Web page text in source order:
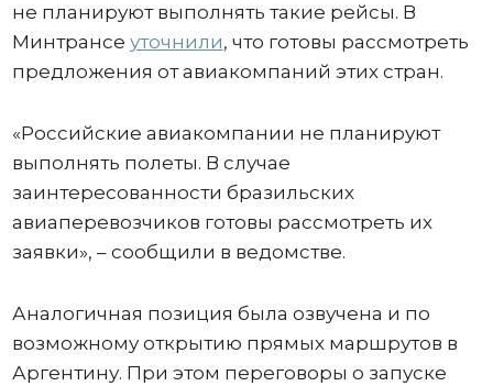
не планируют выполнять такие рейсы. В
Минтрансе уточнили, что готовы рассмотреть
предложения от авиакомпаний этих стран.
«Российские авиакомпании не планируют
выполнять полеты. В случае
заинтересованности бразильских
авиаперевозчиков готовы рассмотреть их
заявки», – сообщили в ведомстве.
Аналогичная позиция была озвучена и по
возможному открытию прямых маршрутов в
Аргентину. При этом переговоры о запуске